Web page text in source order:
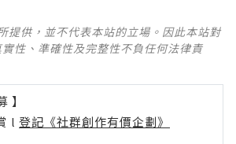
提供，並不代表本站的立場。因此本站對
性、準確性及完整性不負任何法律責
】
l 登記《社群創作有價企劃》